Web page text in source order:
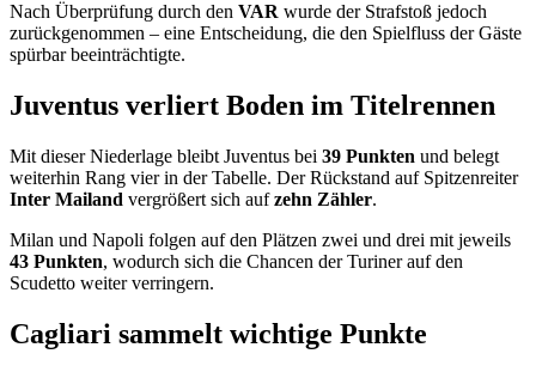
Nach Überprüfung durch den VAR wurde der Strafstoß jedoch
zurückgenommen – eine Entscheidung, die den Spielfluss der Gäste
spürbar beeinträchtigte.
Juventus verliert Boden im Titelrennen
Mit dieser Niederlage bleibt Juventus bei 39 Punkten und belegt
weiterhin Rang vier in der Tabelle. Der Rückstand auf Spitzenreiter
Inter Mailand vergrößert sich aufzehn Zähler.
Milan und Napoli folgen auf den Plätzen zwei und drei mit jeweils
43 Punkten, wodurch sich die Chancen der Turiner auf den
Scudetto weiter verringern.
Cagliari sammelt wichtige Punkte